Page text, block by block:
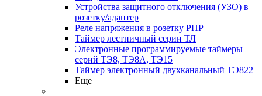
Устройства защитного отключения (УЗО) в
розетку/адаптер
Реле напряжения в розетку РНР
Таймер лестничный серии ТЛ
Электронные программируемые таймеры
серий ТЭ8, ТЭ8А, ТЭ15
Таймер электронный двухканальный ТЭ822
Еще